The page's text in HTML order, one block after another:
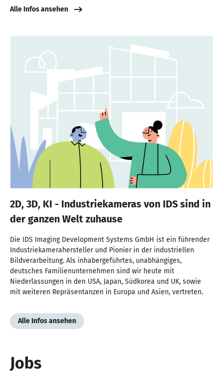
Alle Infos ansehen
2D, 3D, KI - Industriekameras von IDS sind in
der ganzen Welt zuhause
Die IDS Imaging Development Systems GmbH ist ein führender
Industriekamerahersteller und Pionier in der industriellen
Bildverarbeitung. Als inhabergeführtes, unabhängiges,
deutsches Familienunternehmen sind wir heute mit
Niederlassungen in den USA, Japan, Südkorea und UK, sowie
mit weiteren Repräsentanzen in Europa und Asien, vertreten.
Alle Infos ansehen
Jobs